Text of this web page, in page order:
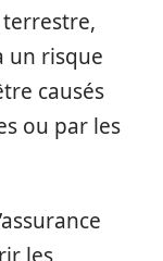
un risque
causés
ou par les